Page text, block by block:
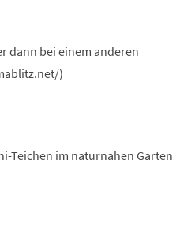
dann bei einem anderen
)
Teichen im naturnahen Garten